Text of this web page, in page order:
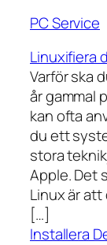
PC Service
Linuxifiera
Varför ska
år gammal
kan ofta
du ett
stora
Apple. Det
Linux är att
[…]
Installera